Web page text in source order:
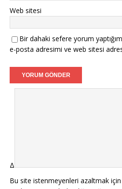
Web sitesi
Bir dahaki sefere yorum
e-posta adresimi ve web sitesi
Δ
Bu site istenmeyenleri azaltmak için